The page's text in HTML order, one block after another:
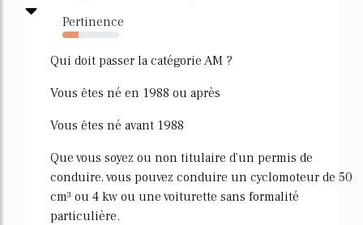
Pertinence
28%
Qui doit passer la catégorie AM ?
Vous êtes né en 1988 ou après
Vous êtes né avant 1988
Que vous soyez ou non titulaire d'un permis de
conduire, vous pouvez conduire un cyclomoteur de 50
cm³ ou 4 kw ou une voiturette sans formalité
particulière.